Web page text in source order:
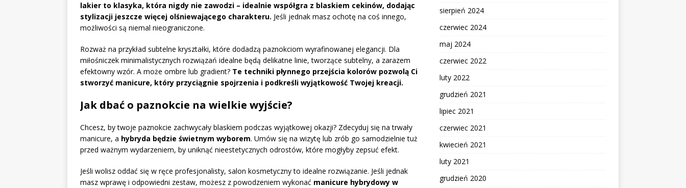
lakier to klasyka, która nigdy nie zawodzi – idealnie współgra z blaskiem cekinów, dodając
stylizacji jeszcze więcej olśniewającego charakteru. Jeśli jednak masz ochotę na coś innego,
możliwości są niemal nieograniczone.
Rozważ na przykład subtelne kryształki, które dodadzą paznokciom wyrafinowanej elegancji. Dla
miłośniczek minimalistycznych rozwiązań idealne będą delikatne linie, tworzące subtelny, a zarazem
efektowny wzór. A może ombre lub gradient? Te techniki płynnego przejścia kolorów pozwolą Ci
stworzyć manicure, który przyciągnie spojrzenia i podkreśli wyjątkowość Twojej kreacji.
Jak dbać o paznokcie na wielkie wyjście?
Chcesz, by twoje paznokcie zachwycały blaskiem podczas wyjątkowej okazji? Zdecyduj się na trwały
manicure, a hybryda będzie świetnym wyborem. Umów się na wizytę lub zrób go samodzielnie tuż
przed ważnym wydarzeniem, by uniknąć nieestetycznych odrostów, które mogłyby zepsuć efekt.
Jeśli wolisz oddać się w ręce profesjonalisty, salon kosmetyczny to idealne rozwiązanie. Jeśli jednak
masz wprawę i odpowiedni zestaw, możesz z powodzeniem wykonać manicure hybrydowy w
sierpień 2024
czerwiec 2024
maj 2024
czerwiec 2022
luty 2022
grudzień 2021
lipiec 2021
czerwiec 2021
kwiecień 2021
luty 2021
grudzień 2020